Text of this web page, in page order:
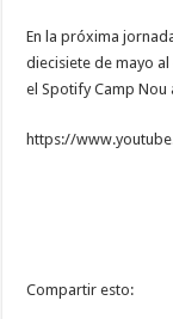
En la próxima
diecisiete de mayo al
el Spotify Camp Nou
https://
Compartir esto: